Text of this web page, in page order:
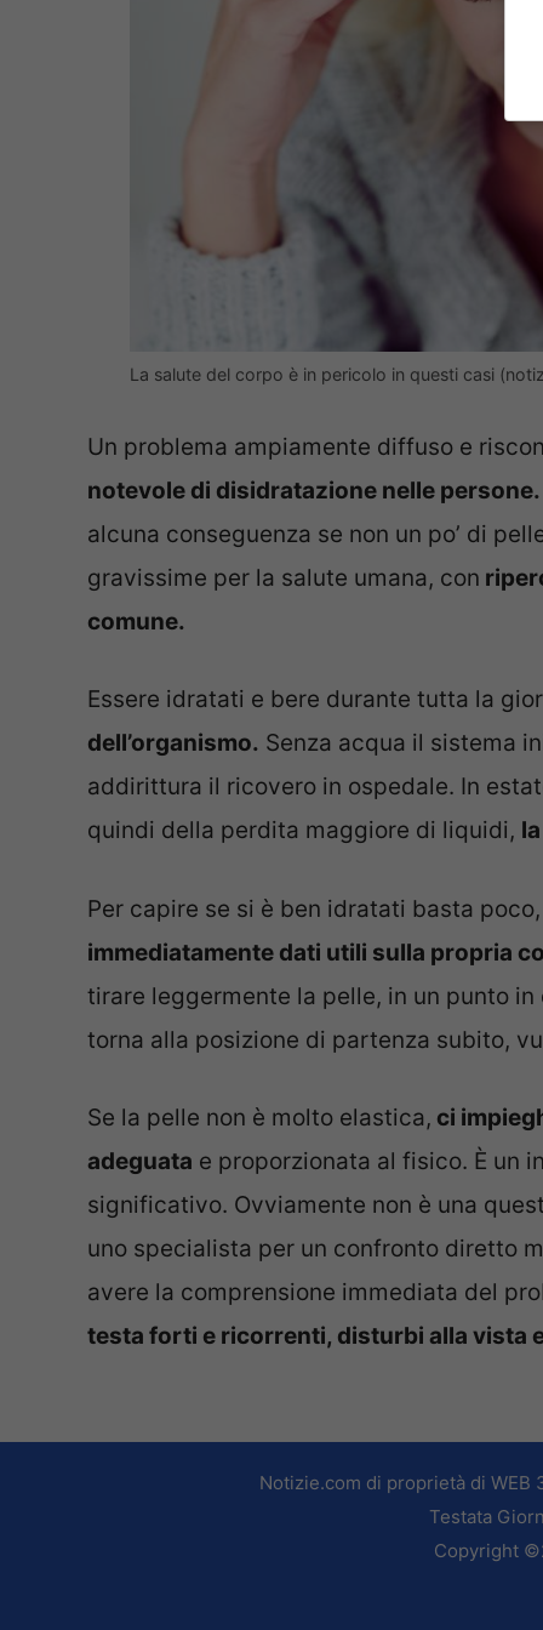
La salute del corpo è in pericolo in questi casi
Un problema ampiamente diffuso e
notevole di disidratazione nelle persone.
alcuna conseguenza se non un po’ di
gravissime per la salute umana, con
comune.
Essere idratati e bere durante tutta la
dell’organismo. Senza acqua il sistema
addirittura il ricovero in ospedale. In
quindi della perdita maggiore di liquidi,
Per capire se si è ben idratati basta poco,
immediatamente dati utili sulla propria
tirare leggermente la pelle, in un punto
torna alla posizione di partenza subito,
Se la pelle non è molto elastica, ci
adeguata e proporzionata al fisico. È un
significativo. Ovviamente non è una
uno specialista per un confronto diretto
avere la comprensione immediata del
testa forti e ricorrenti, disturbi alla vista
Notizie.com di proprietà di WEB
Testata
Copyright